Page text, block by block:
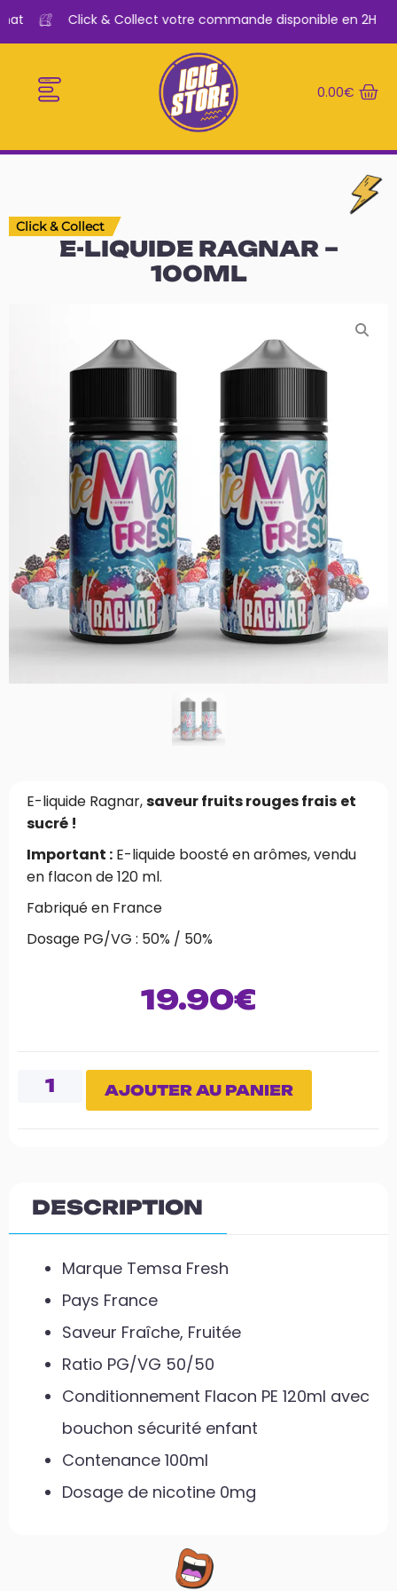
Click & Collect votre commande disponible en 2H
0.00€
Click & Collect
E-LIQUIDE RAGNAR –
100ML
E-liquide Ragnar,saveur fruits rouges frais et
sucré !
Important : E-liquide boosté en arômes, vendu
en flacon de 120 ml.
Fabriqué en France
Dosage PG/VG : 50% / 50%
19.90€
AJOUTER AU PANIER
DESCRIPTION
Marque Temsa Fresh
Pays France
Saveur Fraîche, Fruitée
Ratio PG/VG 50/50
Conditionnement Flacon PE 120ml avec
bouchon sécurité enfant
Contenance 100ml
Dosage de nicotine 0mg